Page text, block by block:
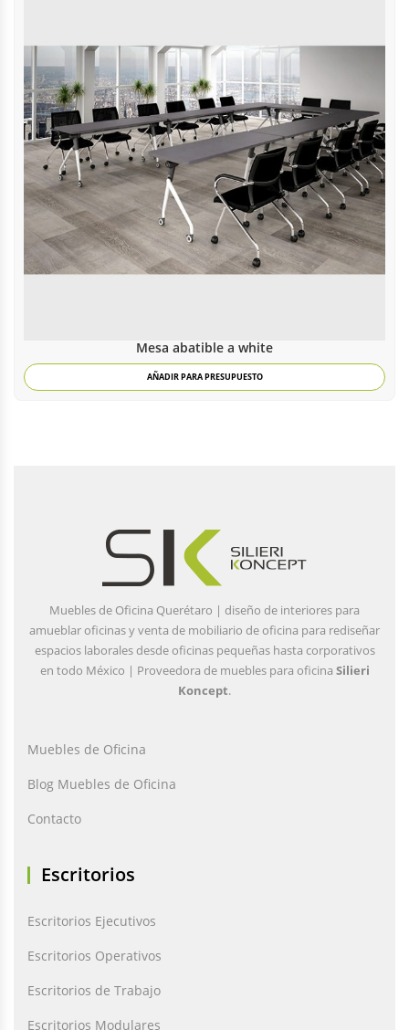
Mesa abatible a white
AÑADIR PARA PRESUPUESTO
Muebles de Oficina Querétaro | diseño de interiores para
amueblar oficinas y venta de mobiliario de oficina para rediseñar
espacios laborales desde oficinas pequeñas hasta corporativos
en todo México | Proveedora de muebles para oficina Silieri
Koncept.
Muebles de Oficina
Blog Muebles de Oficina
Contacto
Escritorios
Escritorios Ejecutivos
Escritorios Operativos
Escritorios de Trabajo
Escritorios Modulares